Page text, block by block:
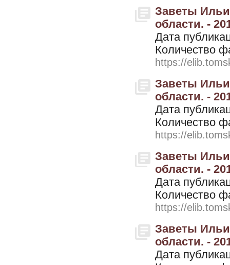
Заветы
области. -
Дата
Количество
https://
Заветы
области. -
Дата
Количество
https://
Заветы
области. -
Дата
Количество
https://
Заветы
области. -
Дата